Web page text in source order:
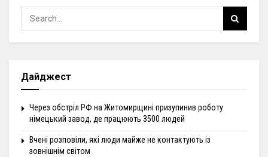
Дайджест
Через обстріл РФ на Житомирщині призупинив роботу
німецький завод, де працюють 3500 людей
Вчені розповіли, які люди майже не контактують із
зовнішнім світом